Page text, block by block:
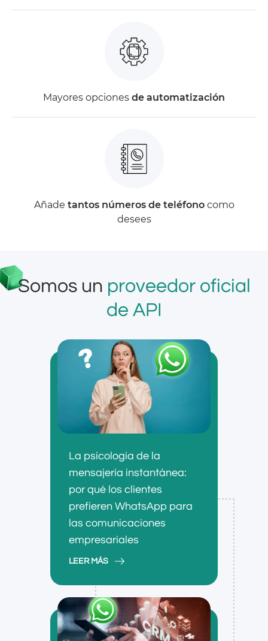
Mayores opciones de automatización
Añade tantos números de teléfonocomo
desees
Somos un proveedor oficial
de API
La psicología de la
mensajería instantánea:
por qué los clientes
prefieren WhatsApp para
las comunicaciones
empresariales
LEER MÁS